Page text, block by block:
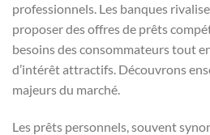
professionnels. Les banques
proposer des offres de prêts
besoins des consommateurs tout
d’intérêt attractifs. Découvrons
majeurs du marché.
Les prêts personnels, souvent